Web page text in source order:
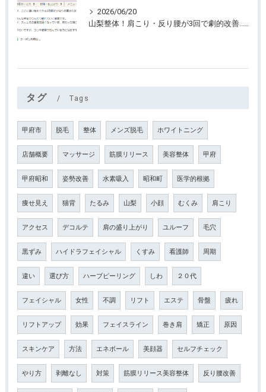
2026/06/20
タグ Tags
甲府市 脱毛 整体 メンズ脱毛 ホワイトニング
店舗概要 マッサージ 筋膜リリース 美容整体 甲府
甲府昭和 姿勢改善 水素吸入 昭和町 医学的根拠
痩せ見え 猫背 たるみ 山梨 小顔 むくみ 肩こり
アクセス デコルテ 肩の盛り上がり ユルーフ 毛穴
黒ずみ ハイドラフェイシャル くすみ 看護師 周期
違い 選び方 ハーブピーリング しわ ２０代
フェイシャル 女性 不調 リフト エステ 骨盤 疲れ
リフトアップ 効果 フェイスライン 巻き肩 矯正 原因
スキンケア 方法 エネボール 美顔器 セルフチェック
やり方 剥離なし 対策 筋膜リリース美容整体 反り腰改善